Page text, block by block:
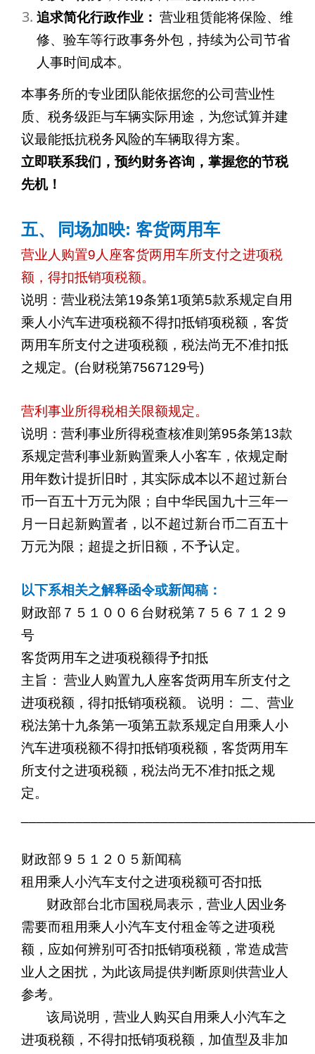
追求简化行政作业： 营业租赁能将保险、维
修、验车等行政事务外包，持续为公司节省
人事时间成本。
本事务所的专业团队能依据您的公司营业性
质、税务级距与车辆实际用途，为您试算并建
议最能抵抗税务风险的车辆取得方案。
立即联系我们，预约财务咨询，掌握您的节税
先机！
五、 同场加映: 客货两用车
营业人购置9 人座客货两用车所支付之进项税
额，得扣抵销项税额。
说明：营业税法第19条第1项第5款系规定自用
乘人小汽车进项税额不得扣抵销项税额，客货
两用车所支付之进项税额，税法尚无不准扣抵
之规定。 (台财税第7567129号)
营利事业所得税相关限额规定。
说明：营利事业所得税查核准则第95条第13款
系规定营利事业新购置乘人小客车，依规定耐
用年数计提折旧时，其实际成本以不超过新台
币一百五十万元为限；自中华民国九十三年一
月一日起新购置者，以不超过新台币二百五十
万元为限；超提之折旧额，不予认定。
以下系相关之解释函令或新闻稿：
财政部７５１００６台财税第７５６７１２９
号
客货两用车之进项税额得予扣抵
主旨： 营业人购置九人座客货两用车所支付之
进项税额，得扣抵销项税额。
说明： 二、营业
税法第十九条第一项第五款系规定自用乘人小
汽车进项税额不得扣抵销项税额，客货两用车
所支付之进项税额，税法尚无不准扣抵之规
定。
财政部９５１２０５新闻稿
租用乘人小汽车支付之进项税额可否扣抵
财政部台北市国税局表示，营业人因业务
需要而租用乘人小汽车支付租金等之进项税
额，应如何辨别可否扣抵销项税额，常造成营
业人之困扰，为此该局提供判断原则供营业人
参考。
该局说明，营业人购买自用乘人小汽车之
进项税额，不得扣抵销项税额，加值型及非加